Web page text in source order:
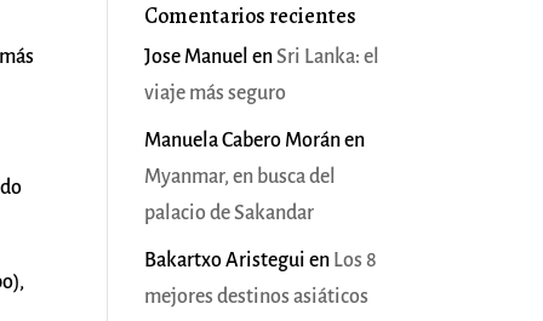
Comentarios recientes
Jose Manuel enSri Lanka: el
viaje más seguro
Manuela Cabero Moránen
Myanmar, en busca del
palacio de Sakandar
Bakartxo Aristegui en Los 8
mejores destinos asiáticos